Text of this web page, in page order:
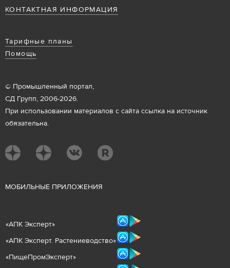
КОНТАКТНАЯ ИНФОРМАЦИЯ
Тарифные планы
Помощь
© Промышленный портал,
СД Групп, 2006-2026.
При использовании материалов с сайта ссылка на источник
обязательна.
МОБИЛЬНЫЕ ПРИЛОЖЕНИЯ
«АПК Эксперт»
«АПК Эксперт. Растениеводство»
«ПищеПромЭксперт»